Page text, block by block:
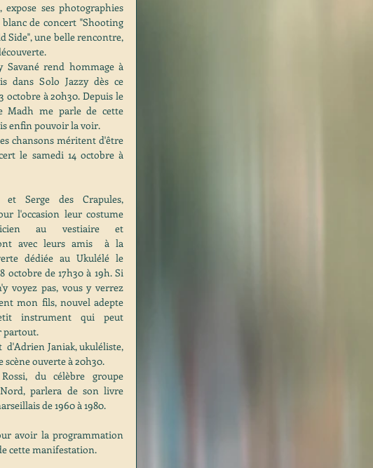
expose ses photographies
de concert "Shooting
Side", une belle rencontre,
Savané rend hommage à
dans Solo Jazzy dès ce
octobre à 20h30. Depuis le
Madh me parle de cette
enfin pouvoir la voir.
chansons méritent d'être
le samedi 14 octobre à
Serge des Crapules,
l'occasion leur costume
au vestiaire et
avec leurs amis  à la
dédiée au Ukulélé le
octobre de 17h30 à 19h. Si
voyez pas, vous y verrez
mon fils, nouvel adepte
instrument qui peut
partout.
d'Adrien Janiak, ukuléliste,
scène ouverte à 20h30.
du célèbre groupe
parlera de son livre
de 1960 à 1980.
avoir la programmation
cette manifestation.